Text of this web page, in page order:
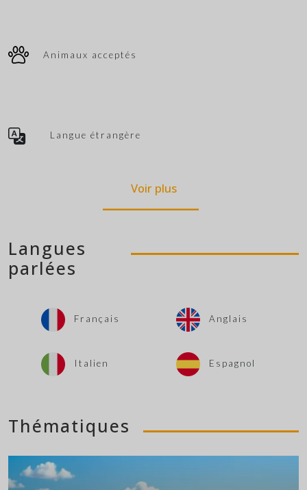
Animaux acceptés
Langue étrangère
Voir plus
Langues
parlées
Français Anglais
Italien Espagnol
Thématiques